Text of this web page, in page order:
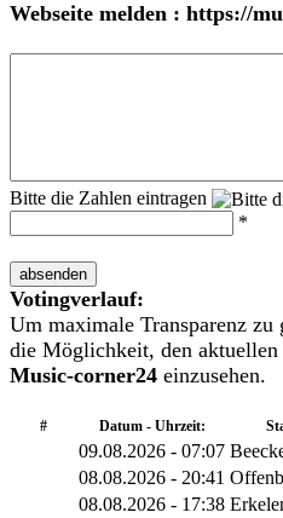
Webseite melden : https://
Bitte die Zahlen eintragen
*
absenden
Votingverlauf:
Um maximale Transparenz
die Möglichkeit, den
Music-corner24 einzusehen.
# Datum - Uhrzeit:
09.08.2026 - 07:07
08.08.2026 - 20:41
08.08.2026 - 17:38